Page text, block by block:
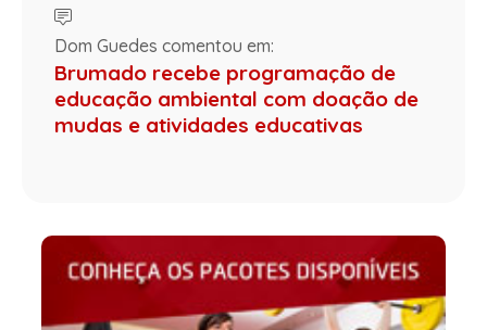
Dom Guedes comentou em:
Brumado recebe programação de
educação ambiental com doação de
mudas e atividades educativas